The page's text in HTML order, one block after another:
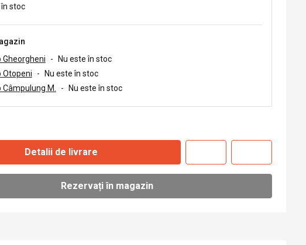
în stoc
Gheorgheni
-
Nu este în stoc
Otopeni
-
Nu este în stoc
Câmpulung M.
- Nu este în stoc
Detalii de livrare
Rezervați în magazin